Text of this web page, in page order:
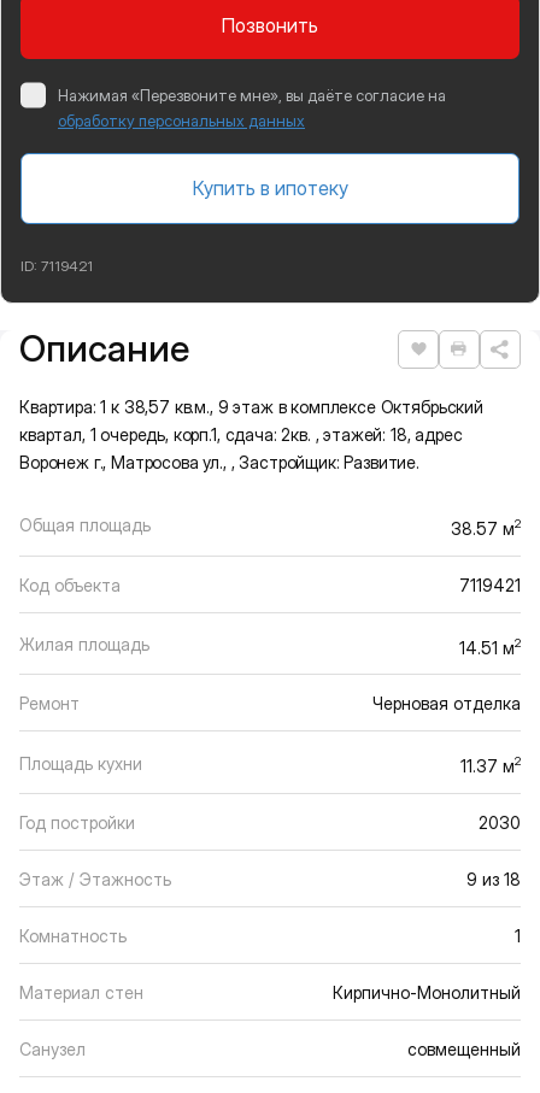
Позвонить
Нажимая «Перезвоните мне», вы даёте согласие на
обработку персональных данных
Купить в ипотеку
ID: 7119421
Подробная информация
Описание Нравится
Квартира: 1 к 38,57 кв.м., 9 этаж в комплексе Октябрьский
квартал, 1 очередь, корп.1, сдача: 2кв. , этажей: 18, адрес
Воронеж г., Матросова ул., , Застройщик: Развитие.
Общая площадь 38.57 м2
Код объекта 7119421
Жилая площадь 14.51 м2
Ремонт Черновая отделка
Площадь кухни 11.37 м2
Год постройки 2030
Этаж / Этажность 9 из 18
Комнатность 1
Материал стен Кирпично-Монолитный
Санузел совмещенный